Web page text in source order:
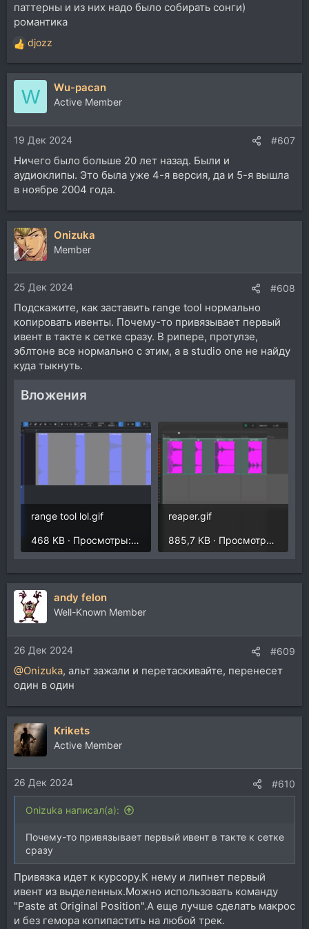
паттерны и из них надо было собирать сонги)
романтика
Р
е
а
и
и
:
djozz
W Wu-pacan
Active Member
19 Дек 2024 #607
Ничего было больше 20 лет назад. Были и
аудиоклипы. Это была уже 4-я версия, да и 5-я вышла
в ноябре 2004 года.
Onizuka
Member
25 Дек 2024 #608
Подскажите, как заставить range tool нормально
копировать ивенты. Почему-то привязывает первый
ивент в такте к сетке сразу. В рипере, протулзе,
эблтоне все нормально с этим, а в studio one не найду
куда тыкнуть.
Вложения
range tool lol.gif
468 KB · Просмотры: 196
reaper.gif
885,7 KB · Просмотры: 214
andy felon
Well-Known Member
26 Дек 2024 #609
@Onizuka, альт зажали и перетаскивайте, перенесет
один в один
Krikets
Active Member
26 Дек 2024 #610
Onizuka написал(а):
Почему-то привязывает первый ивент в такте к сетке
сразу
Привязка идет к курсору.К нему и липнет первый
ивент из выделенных.Можно использовать команду
"Paste at Original Position".А еще лучше сделать макрос
и без гемора копипастить на любой трек.